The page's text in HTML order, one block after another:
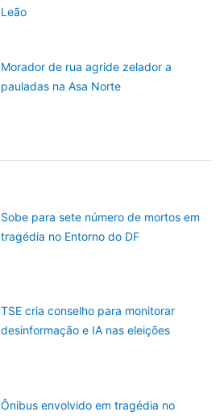
Leão
Morador de rua agride zelador a
pauladas na Asa Norte
Sobe para sete número de mortos em
tragédia no Entorno do DF
TSE cria conselho para monitorar
desinformação e IA nas eleições
Ônibus envolvido em tragédia no